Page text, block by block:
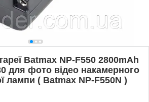
Batmax NP-F550 2800mAh
для фото відео накамерного
лампи ( Batmax NP-F550N )